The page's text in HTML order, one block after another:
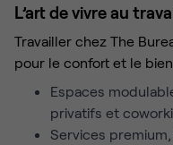
L’art de vivre au
Travailler chez The
pour le confort et le
Espaces
privatifs et
Services